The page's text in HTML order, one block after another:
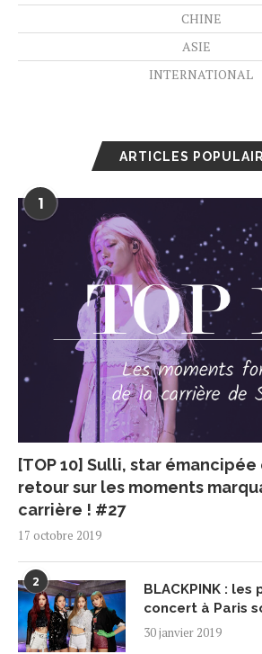
CHINE
ASIE
INTERNATIONAL
ARTICLES
1
[TOP 10] Sulli, star émancipée
retour sur les moments
carrière ! #27
17 octobre 2019
2
BLACKPINK : les
concert à Paris
30 janvier 2019